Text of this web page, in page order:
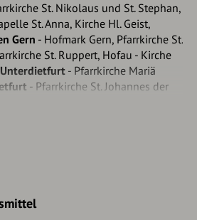
St. Nikolaus und St. Stephan,
St. Anna, Kirche Hl. Geist,
Gern - Hofmark Gern, Pfarrkirche St.
St. Ruppert, Hofau - Kirche
Unterdietfurt - Pfarrkirche Mariä
- Pfarrkirche St. Johannes der
St. Nikola - Kirche St. Nikola,
Georg,